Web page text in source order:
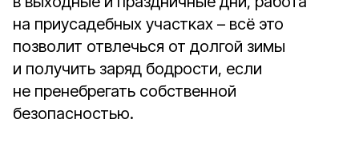
на приусадебных участках – всё это
позволит отвлечься от долгой зимы
и получить заряд бодрости, если
не пренебрегать собственной
безопасностью.